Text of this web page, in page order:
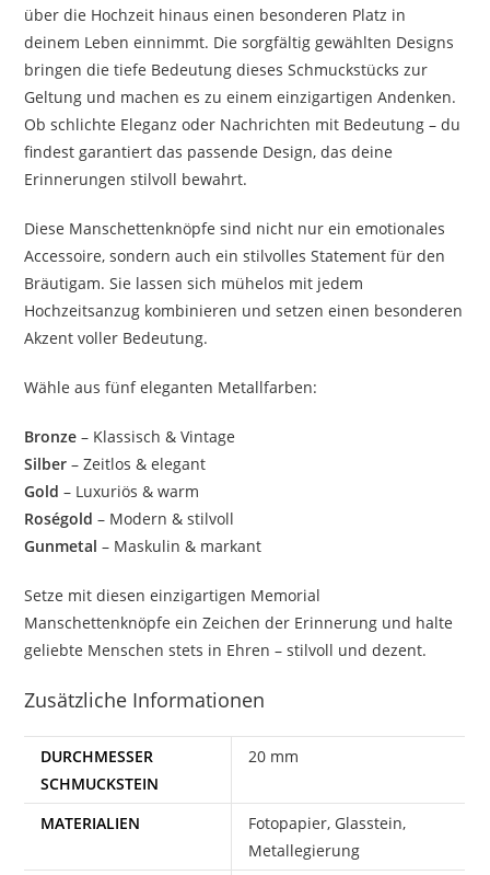
über die Hochzeit hinaus einen besonderen Platz in
deinem Leben einnimmt. Die sorgfältig gewählten Designs
bringen die tiefe Bedeutung dieses Schmuckstücks zur
Geltung und machen es zu einem einzigartigen Andenken.
Ob schlichte Eleganz oder Nachrichten mit Bedeutung – du
findest garantiert das passende Design, das deine
Erinnerungen stilvoll bewahrt.
Diese Manschettenknöpfe sind nicht nur ein emotionales
Accessoire, sondern auch ein stilvolles Statement für den
Bräutigam. Sie lassen sich mühelos mit jedem
Hochzeitsanzug kombinieren und setzen einen besonderen
Akzent voller Bedeutung.
Wähle aus fünf eleganten Metallfarben:
Bronze– Klassisch & Vintage
Silber – Zeitlos & elegant
Gold – Luxuriös & warm
Roségold – Modern & stilvoll
Gunmetal – Maskulin & markant
Setze mit diesen einzigartigen Memorial
Manschettenknöpfe ein Zeichen der Erinnerung und halte
geliebte Menschen stets in Ehren – stilvoll und dezent.
Zusätzliche Informationen
DURCHMESSER
SCHMUCKSTEIN
20 mm
MATERIALIEN
Fotopapier, Glasstein,
Metallegierung